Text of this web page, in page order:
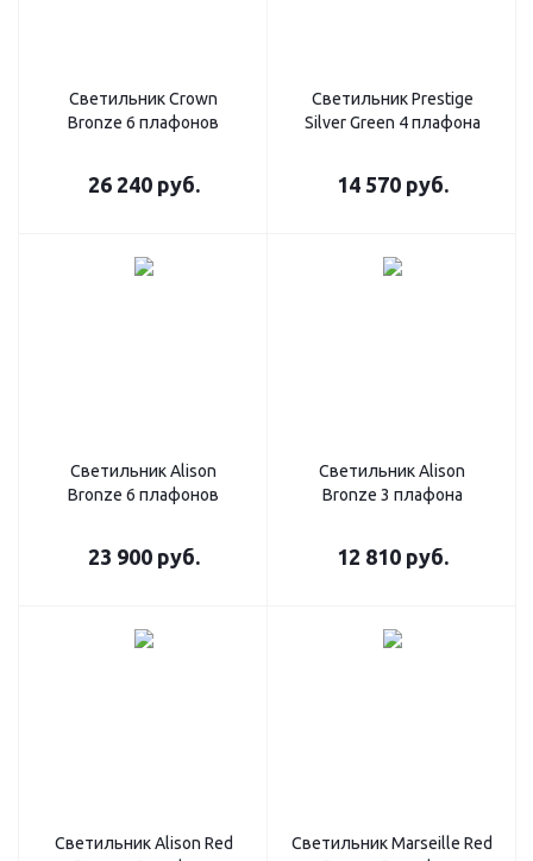
Светильник Crown
Bronze 6 плафонов
26 240руб.
Светильник Prestige
Silver Green 4 плафона
14 570руб.
Светильник Alison
Bronze 6 плафонов
23 900руб.
Светильник Alison
Bronze 3 плафона
12 810руб.
Светильник Alison Red
Светильник Marseille Red